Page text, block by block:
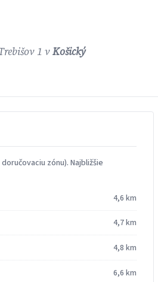
1 vKošický
zónu). Najbližšie
4,6 km
4,7 km
4,8 km
6,6 km